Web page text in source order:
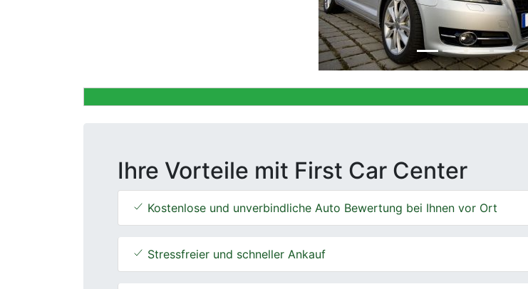
Ihre Vorteile mit First Car Center
Kostenlose und unverbindliche Auto Bewertung bei Ihnen vor Ort
Stressfreier und schneller Ankauf